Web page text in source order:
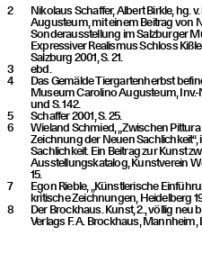
Nikolaus Schaffer, Albert Birkle, hg.
Augusteum, mit einem Beitrag von
Sonderausstellung im Salzburger
Expressiver Realismus Schloss
Salzburg 2001, S. 21.
ebd.
Das Gemälde Tiergartenherbst
Museum Carolino Augusteum, Inv.-
und S. 142.
Schaffer 2001, S. 25.
Wieland Schmied, „Zwischen
Zeichnung der Neuen Sachlichkeit“,
Sachlichkeit. Ein Beitrag zur Kunst
Ausstellungskatalog, Kunstverein
15.
Egon Rieble, „Künstlerische
kritische Zeichnungen, Heidelberg
Der Brockhaus. Kunst, 2., völlig neu
Verlags F. A. Brockhaus, Mannheim,